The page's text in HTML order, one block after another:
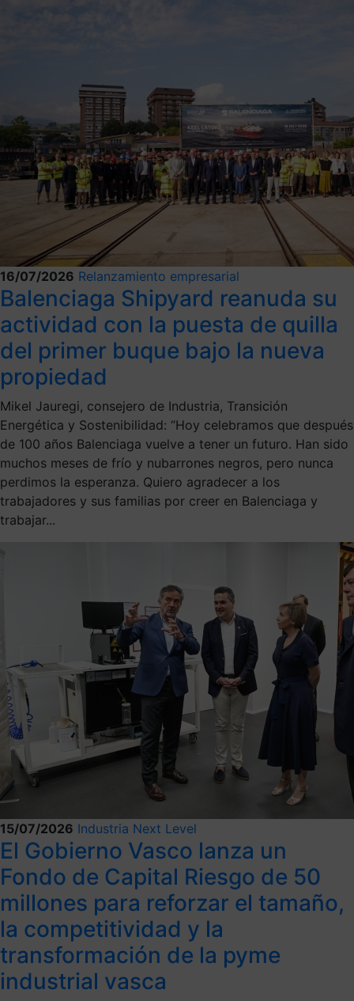
16/07/2026 Relanzamiento empresarial
Balenciaga Shipyard reanuda su
actividad con la puesta de quilla
del primer buque bajo la nueva
propiedad
Mikel Jauregi, consejero de Industria, Transición
Energética y Sostenibilidad: “Hoy celebramos que después
de 100 años Balenciaga vuelve a tener un futuro. Han sido
muchos meses de frío y nubarrones negros, pero nunca
perdimos la esperanza. Quiero agradecer a los
trabajadores y sus familias por creer en Balenciaga y
trabajar...
15/07/2026 Industria Next Level
El Gobierno Vasco lanza un
Fondo de Capital Riesgo de 50
millones para reforzar el tamaño,
la competitividad y la
transformación de la pyme
industrial vasca